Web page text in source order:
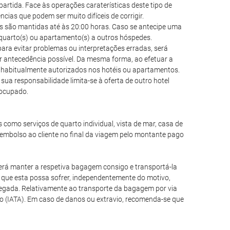
Face às operações caraterísticas deste tipo de
que podem ser muito difíceis de corrigir.
mantidas até às 20:00 horas. Caso se antecipe uma
ou apartamento(s) a outros hóspedes.
evitar problemas ou interpretações erradas, será
possível. Da mesma forma, ao efetuar a
autorizados nos hotéis ou apartamentos.
responsabilidade limita-se à oferta de outro hotel
como serviços de quarto individual, vista de mar, casa de
ao cliente no final da viagem pelo montante pago
manter a respetiva bagagem consigo e transportá-la
esta possa sofrer, independentemente do motivo,
Relativamente ao transporte da bagagem por via
Em caso de danos ou extravio, recomenda-se que